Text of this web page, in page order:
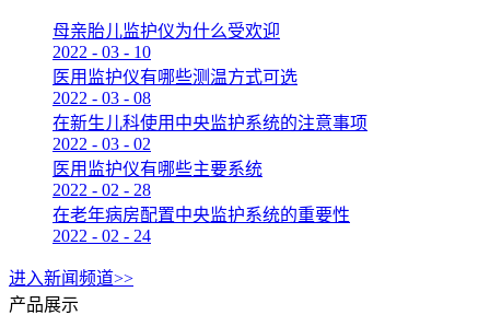
母亲胎儿监护仪为什么受欢迎
2022 - 03 - 10
医用监护仪有哪些测温方式可选
2022 - 03 - 08
在新生儿科使用中央监护系统的注意事项
2022 - 03 - 02
医用监护仪有哪些主要系统
2022 - 02 - 28
在老年病房配置中央监护系统的重要性
2022 - 02 - 24
进入新闻频道>>
产品展示